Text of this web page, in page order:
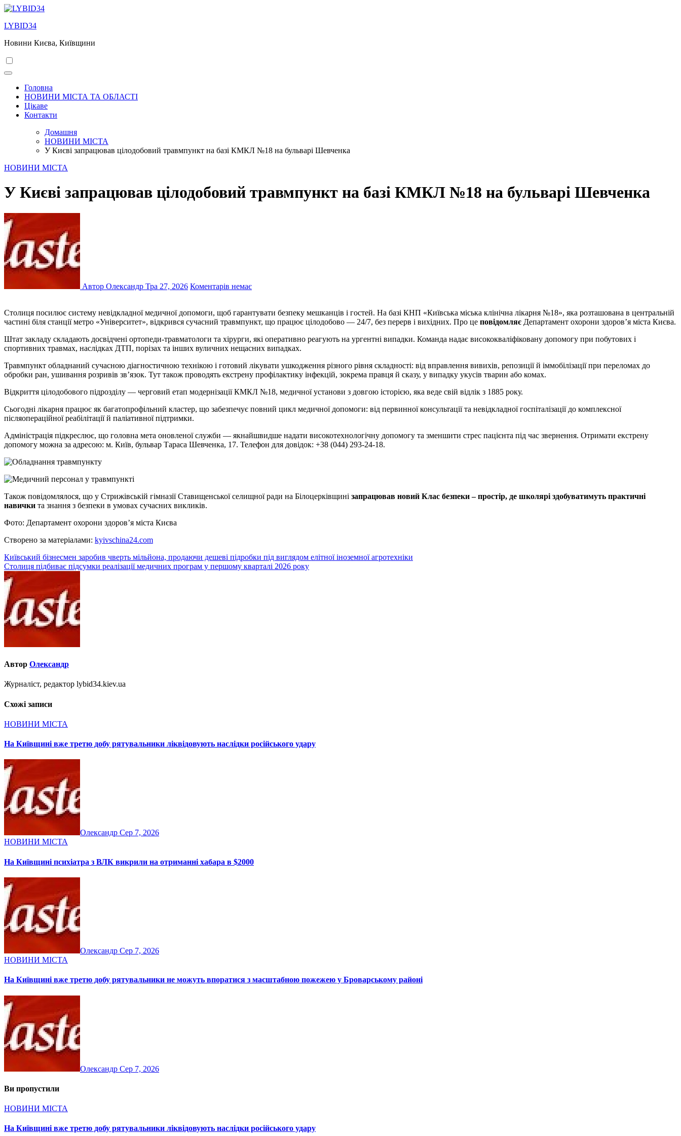
Перейти
вмісту
LYBID34
Новини Києва, Київщини
Головна
НОВИНИ МІСТА ТА ОБЛАСТІ
Цікаве
Контакти
Домашня
НОВИНИ МІСТА
У Києві запрацював цілодобовий травмпункт на базі КМКЛ №18 на бульварі Шевченка
НОВИНИ МІСТА
У Києві запрацював цілодобовий травмпункт на базі КМКЛ №18 на бульварі Шевченка
Автор Олександр Тра 27, 2026 Коментарів немає
Столиця посилює систему невідкладної медичної допомоги, щоб гарантувати безпеку мешканців і гостей. На базі КНП «Київська міська клінічна лікарня №18», яка розташована в центральній
частині біля станції метро «Університет», відкрився сучасний травмпункт, що працює цілодобово — 24/7, без перерв і вихідних. Про це повідомляє Департамент охорони здоров’я міста Києва.
Штат закладу складають досвідчені ортопеди-травматологи та хірурги, які оперативно реагують на ургентні випадки. Команда надає висококваліфіковану допомогу при побутових і
спортивних травмах, наслідках ДТП, порізах та інших вуличних нещасних випадках.
Травмпункт обладнаний сучасною діагностичною технікою і готовий лікувати ушкодження різного рівня складності: від вправлення вивихів, репозиції й іммобілізації при переломах до
обробки ран, ушивання розривів зв’язок. Тут також проводять екстрену профілактику інфекцій, зокрема правця й сказу, у випадку укусів тварин або комах.
Відкриття цілодобового підрозділу — черговий етап модернізації КМКЛ №18, медичної установи з довгою історією, яка веде свій відлік з 1885 року.
Сьогодні лікарня працює як багатопрофільний кластер, що забезпечує повний цикл медичної допомоги: від первинної консультації та невідкладної госпіталізації до комплексної
післяопераційної реабілітації й паліативної підтримки.
Адміністрація підкреслює, що головна мета оновленої служби — якнайшвидше надати високотехнологічну допомогу та зменшити стрес пацієнта під час звернення. Отримати екстрену
допомогу можна за адресою: м. Київ, бульвар Тараса Шевченка, 17. Телефон для довідок: +38 (044) 293-24-18.
Також повідомлялося, що у Стрижівській гімназії Ставищенської селищної ради на Білоцерківщині запрацював новий Клас безпеки – простір, де школярі здобуватимуть практичні
навички та знання з безпеки в умовах сучасних викликів.
Фото: Департамент охорони здоров’я міста Києва
Створено за матеріалами: kyivschina24.com
Навігація
записів
Київський бізнесмен заробив чверть мільйона, продаючи дешеві підробки під виглядом елітної іноземної агротехніки
Столиця підбиває підсумки реалізації медичних програм у першому кварталі 2026 року
Автор Олександр
Журналіст, редактор lybid34.kiev.ua
Схожі записи
НОВИНИ МІСТА
На Київщині вже третю добу рятувальники ліквідовують наслідки російського удару
Олександр Сер 7, 2026
НОВИНИ МІСТА
На Київщині психіатра з ВЛК викрили на отриманні хабара в $2000
Олександр Сер 7, 2026
НОВИНИ МІСТА
На Київщині вже третю добу рятувальники не можуть впоратися з масштабною пожежею у Броварському районі
Олександр Сер 7, 2026
Ви пропустили
НОВИНИ МІСТА
На Київщині вже третю добу рятувальники ліквідовують наслідки російського удару